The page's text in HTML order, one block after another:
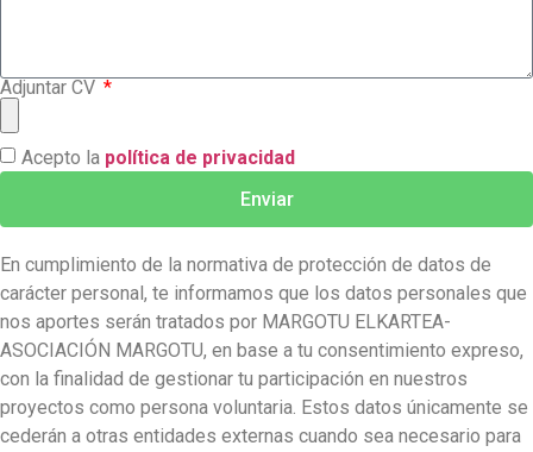
Adjuntar CV
Acepto la política de privacidad
Enviar
En cumplimiento de la normativa de protección de datos de
carácter personal, te informamos que los datos personales que
nos aportes serán tratados por MARGOTU ELKARTEA-
ASOCIACIÓN MARGOTU, en base a tu consentimiento expreso,
con la finalidad de gestionar tu participación en nuestros
proyectos como persona voluntaria. Estos datos únicamente se
cederán a otras entidades externas cuando sea necesario para